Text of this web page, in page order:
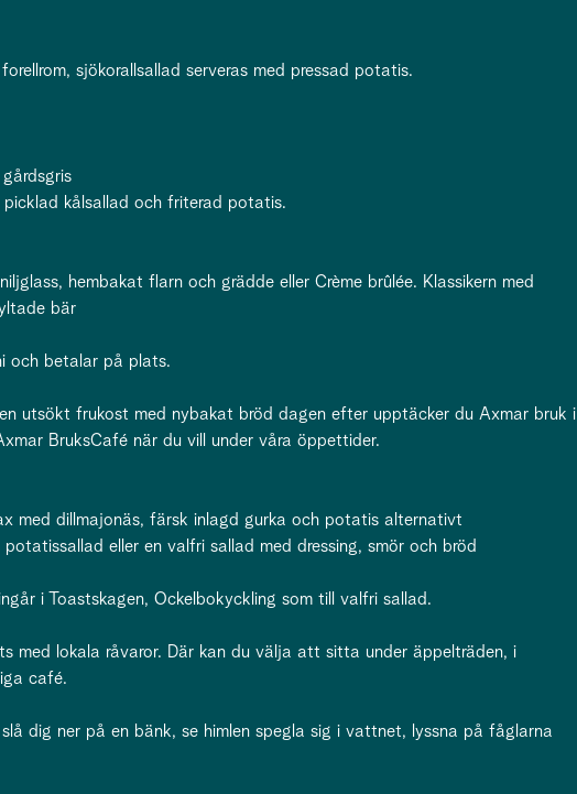
sjökorallsallad serveras med pressad potatis.
picklad kålsallad och friterad potatis.
hembakat flarn och grädde eller Crème brûlée. Klassikern med
bär
och betalar på plats.
utsökt frukost med nybakat bröd dagen efter upptäcker du Axmar bruk i
BruksCafé när du vill under våra öppettider.
med dillmajonäs, färsk inlagd gurka och potatis alternativt
eller en valfri sallad med dressing, smör och bröd
i Toastskagen, Ockelbokyckling som till valfri sallad.
med lokala råvaror. Där kan du välja att sitta under äppelträden, i
café.
dig ner på en bänk, se himlen spegla sig i vattnet, lyssna på fåglarna